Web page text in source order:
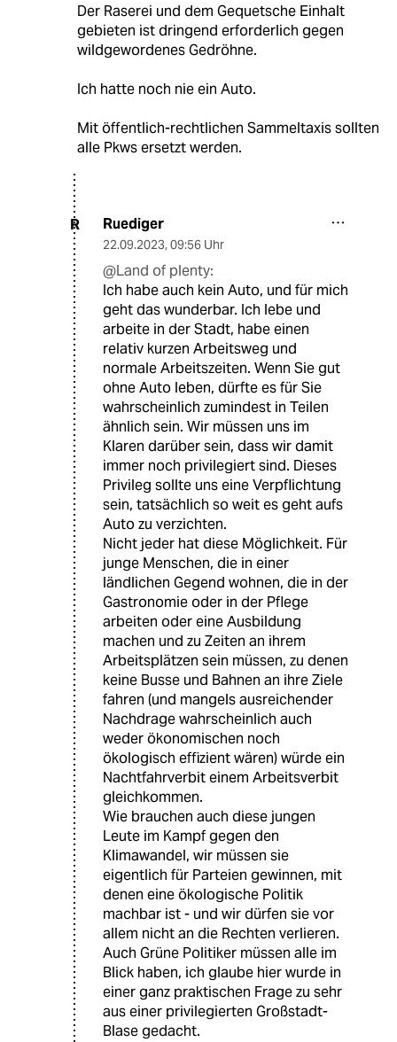
Der Raserei und dem Gequetsche Einhalt
gebieten ist dringend erforderlich gegen
wildgewordenes Gedröhne.
Ich hatte noch nie ein Auto.
Mit öffentlich-rechtlichen Sammeltaxis sollten
alle Pkws ersetzt werden.
R Ruediger
22.09.2023, 09:56 Uhr
@Land of plenty:
Ich habe auch kein Auto, und für mich
geht das wunderbar. Ich lebe und
arbeite in der Stadt, habe einen
relativ kurzen Arbeitsweg und
normale Arbeitszeiten. Wenn Sie gut
ohne Auto leben, dürfte es für Sie
wahrscheinlich zumindest in Teilen
ähnlich sein. Wir müssen uns im
Klaren darüber sein, dass wir damit
immer noch privilegiert sind. Dieses
Privileg sollte uns eine Verpflichtung
sein, tatsächlich so weit es geht aufs
Auto zu verzichten.
Nicht jeder hat diese Möglichkeit. Für
junge Menschen, die in einer
ländlichen Gegend wohnen, die in der
Gastronomie oder in der Pflege
arbeiten oder eine Ausbildung
machen und zu Zeiten an ihrem
Arbeitsplätzen sein müssen, zu denen
keine Busse und Bahnen an ihre Ziele
fahren (und mangels ausreichender
Nachdrage wahrscheinlich auch
weder ökonomischen noch
ökologisch effizient wären) würde ein
Nachtfahrverbit einem Arbeitsverbit
gleichkommen.
Wie brauchen auch diese jungen
Leute im Kampf gegen den
Klimawandel, wir müssen sie
eigentlich für Parteien gewinnen, mit
denen eine ökologische Politik
machbar ist - und wir dürfen sie vor
allem nicht an die Rechten verlieren.
Auch Grüne Politiker müssen alle im
Blick haben, ich glaube hier wurde in
einer ganz praktischen Frage zu sehr
aus einer privilegierten Großstadt-
Blase gedacht.